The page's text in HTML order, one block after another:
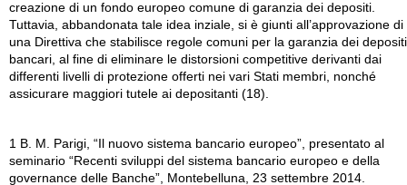
creazione di un fondo europeo comune di garanzia dei depositi.
Tuttavia, abbandonata tale idea inziale, si è giunti all’approvazione di
una Direttiva che stabilisce regole comuni per la garanzia dei depositi
bancari, al fine di eliminare le distorsioni competitive derivanti dai
differenti livelli di protezione offerti nei vari Stati membri, nonché
assicurare maggiori tutele ai depositanti (18).
1 B. M. Parigi, “Il nuovo sistema bancario europeo”, presentato al
seminario “Recenti sviluppi del sistema bancario europeo e della
governance delle Banche”, Montebelluna, 23 settembre 2014.